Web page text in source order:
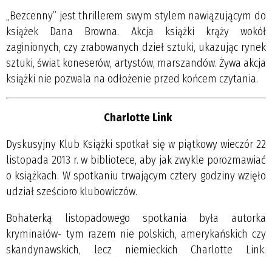
„Bezcenny” jest thrillerem swym stylem nawiązującym do
książek Dana Browna. Akcja książki krąży wokół
zaginionych, czy zrabowanych dzieł sztuki, ukazując rynek
sztuki, świat koneserów, artystów, marszandów. Żywa akcja
książki nie pozwala na odłożenie przed końcem czytania.
Charlotte Link
Dyskusyjny Klub Książki spotkał się w piątkowy wieczór 22
listopada 2013 r. w bibliotece, aby jak zwykle porozmawiać
o książkach. W spotkaniu trwającym cztery godziny wzięło
udział sześcioro klubowiczów.
Bohaterką listopadowego spotkania była autorka
kryminałów- tym razem nie polskich, amerykańskich czy
skandynawskich, lecz niemieckich Charlotte Link.